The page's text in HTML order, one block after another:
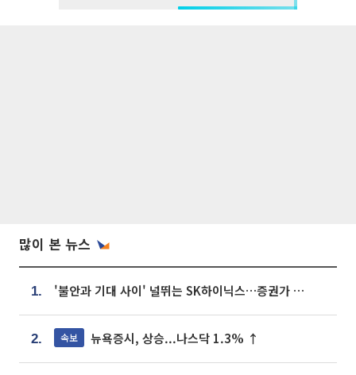
많이 본 뉴스
1. '불안과 기대 사이' 널뛰는 SK하이닉스…증권가 "HBM4·LTA 기반 펀터멘털 견고"
2. 속보 뉴욕증시, 상승...나스닥 1.3% ↑